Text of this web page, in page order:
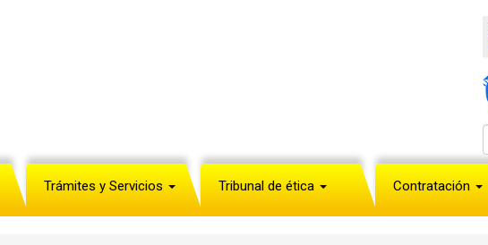
Trámites y Servicios Tribunal de ética Contratación